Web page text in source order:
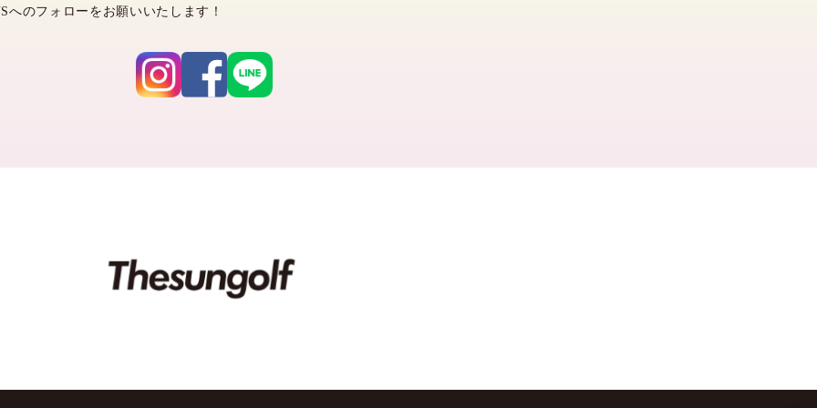
へのフォローをお願いいたします！